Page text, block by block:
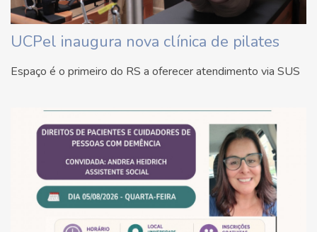
UCPel inaugura nova clínica de pilates
Espaço é o primeiro do RS a oferecer atendimento via SUS